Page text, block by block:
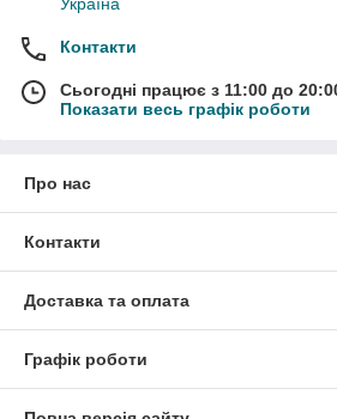
Контакти
Сьогодні працює з 11:00 до
Показати весь графік роботи
Про нас
Контакти
Доставка та оплата
Графік роботи